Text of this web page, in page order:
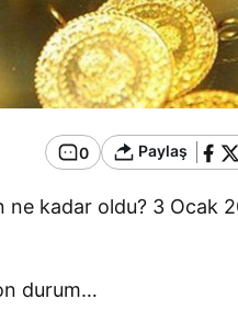
0 Paylaş
ne kadar oldu? 3 Ocak
durum…